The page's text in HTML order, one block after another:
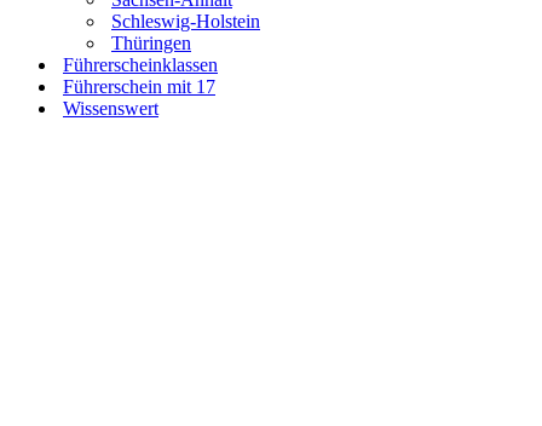
Schleswig-Holstein
Thüringen
Führerscheinklassen
Führerschein mit 17
Wissenswert